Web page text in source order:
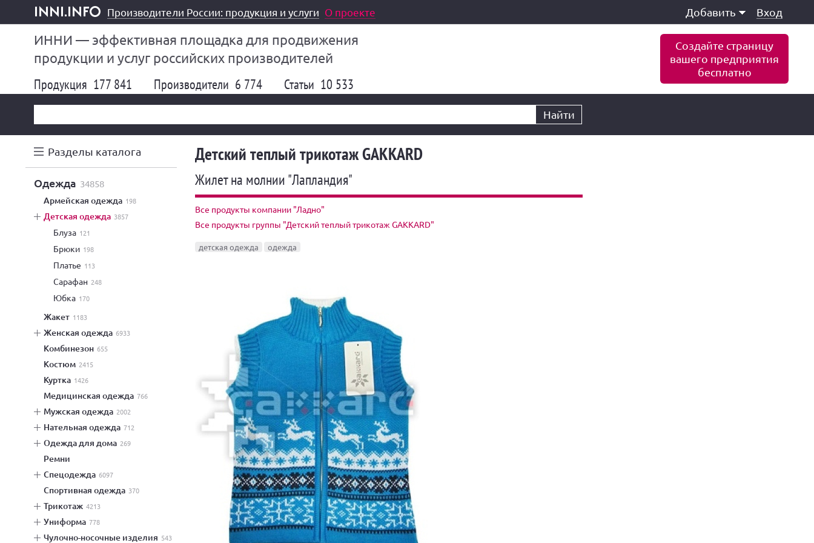
inni.info
Производители России: продукция и услуги О проекте Добавить Вход
ИННИ — эффективная площадка для продвижения
продукции и услуг российских производителей
Создайте страницу
вашего предприятия
бесплатно
Продукция 177 841 Производители 6 774 Статьи 10 533
Найти
Разделы каталога
одежда 34858
армейская одежда 198
детская одежда 3857
блуза 121
брюки 198
платье 113
сарафан 248
юбка 170
жакет 1183
женская одежда 6933
комбинезон 655
костюм 2415
куртка 1426
медицинская одежда 766
мужская одежда 2002
нательная одежда 712
одежда для дома 269
ремни
спецодежда 6097
спортивная одежда 370
трикотаж 4213
униформа 778
чулочно-носочные изделия 543
Детский теплый трикотаж GAKKARD
Жилет на молнии "Лапландия"
Все продукты компании "Ладно"
Все продукты группы "Детский теплый трикотаж GAKKARD"
детская одежда одежда